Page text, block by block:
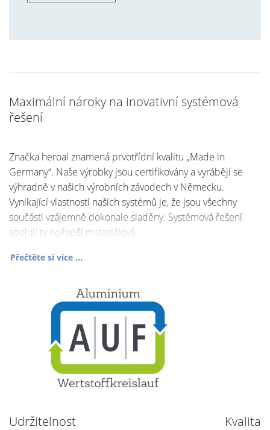
Maximální nároky na inovativní systémová
řešení
Značka heroal znamená prvotřídní kvalitu „Made in
Germany“. Naše výrobky jsou certifikovány a vyrábějí se
výhradně v našich výrobních závodech v Německu.
Vynikající vlastností našich systémů je, že jsou všechny
součásti vzájemně dokonale sladěny. Systémová řešení
spojují ty nejlepší materiálové
Přečtěte si více ...
Udržitelnost Kvalita